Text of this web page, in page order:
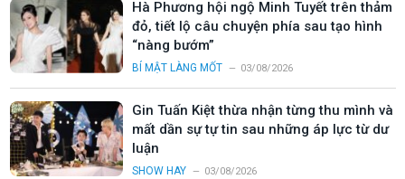
Hà Phương hội ngộ Minh Tuyết trên thảm
đỏ, tiết lộ câu chuyện phía sau tạo hình
“nàng bướm”
BÍ MẬT LÀNG MỐT 03/08/2026
Gin Tuấn Kiệt thừa nhận từng thu mình và
mất dần sự tự tin sau những áp lực từ dư
luận
SHOW HAY 03/08/2026